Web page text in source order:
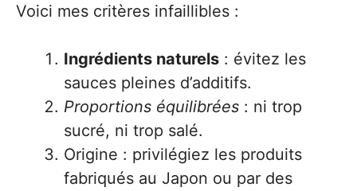
Voici mes critères infaillibles :
Ingrédients naturels : évitez les
sauces pleines d’additifs.
Proportions équilibrées : ni trop
sucré, ni trop salé.
Origine : privilégiez les produits
fabriqués au Japon ou par des